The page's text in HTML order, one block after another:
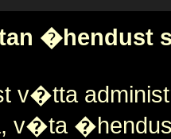
�hendust
v�tta
v�ta